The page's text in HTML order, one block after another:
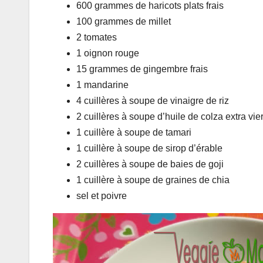
600 grammes de haricots plats frais
100 grammes de millet
2 tomates
1 oignon rouge
15 grammes de gingembre frais
1 mandarine
4 cuillères à soupe de vinaigre de riz
2 cuillères à soupe d’huile de colza extra
1 cuillère à soupe de tamari
1 cuillère à soupe de sirop d’érable
2 cuillères à soupe de baies de goji
1 cuillère à soupe de graines de chia
sel et poivre